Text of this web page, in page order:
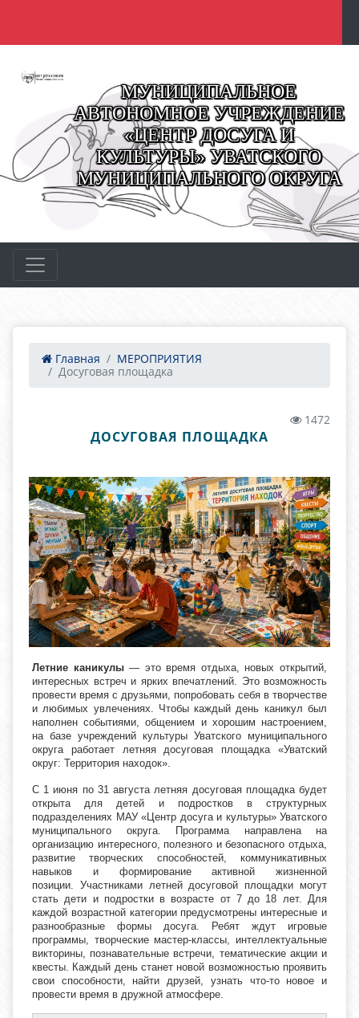
МУНИЦИПАЛЬНОЕ
АВТОНОМНОЕ УЧРЕЖДЕНИЕ
«ЦЕНТР ДОСУГА И
КУЛЬТУРЫ» УВАТСКОГО
МУНИЦИПАЛЬНОГО ОКРУГА
Главная
МЕРОПРИЯТИЯ
Досуговая площадка
1472
ДОСУГОВАЯ ПЛОЩАДКА
Летние каникулы— это время отдыха, новых открытий,
интересных встреч и ярких впечатлений. Это возможность
провести время с друзьями, попробовать себя в творчестве
и любимых увлечениях. Чтобы каждый день каникул был
наполнен событиями, общением и хорошим настроением,
на базе учреждений культуры Уватского муниципального
округа работает летняя досуговая площадка «Уватский
округ: Территория находок».
С 1 июня по 31 августа летняя досуговая площадка будет
открыта для детей и подростков в структурных
подразделениях МАУ «Центр досуга и культуры» Уватского
муниципального округа. Программа направлена на
организацию интересного, полезного и безопасного отдыха,
развитие творческих способностей, коммуникативных
навыков и формирование активной жизненной
позиции. Участниками летней досуговой площадки могут
стать дети и подростки в возрасте от 7 до 18 лет. Для
каждой возрастной категории предусмотрены интересные и
разнообразные формы досуга. Ребят ждут игровые
программы, творческие мастер-классы, интеллектуальные
викторины, познавательные встречи, тематические акции и
квесты. Каждый день станет новой возможностью проявить
свои способности, найти друзей, узнать что-то новое и
провести время в дружной атмосфере.